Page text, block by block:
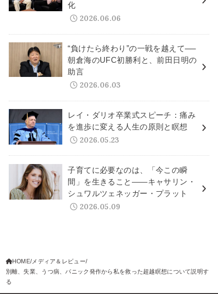
化
2026.06.06
“負けたら終わり”の一戦を越えて──
朝倉海のUFC初勝利と、前田日明の
助言
2026.06.03
レイ・ダリオ卒業式スピーチ：痛み
を進歩に変える人生の原則と瞑想
2026.05.23
子育てに必要なのは、「今この瞬
間」を生きること——キャサリン・
シュワルツェネッガー・プラット
2026.05.09
HOME メディア＆レビュー
別離、失業、うつ病、パニック発作から私を救った超越瞑想について説明す
る